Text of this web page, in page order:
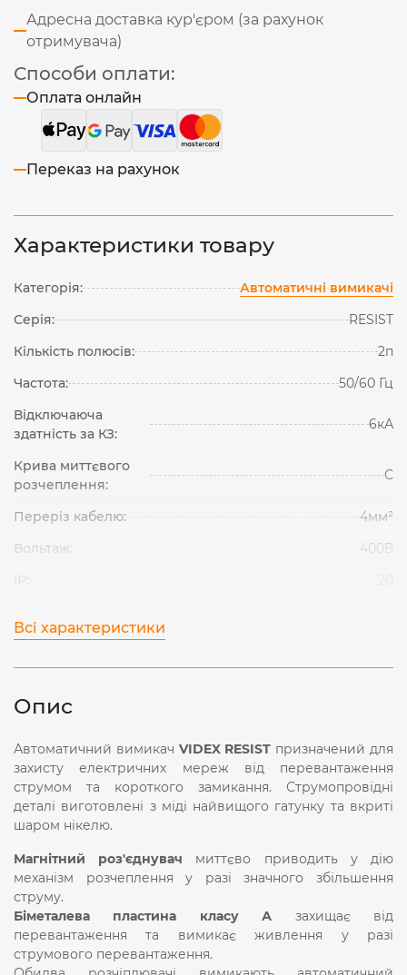
Адресна доставка кур'єром (за рахунок
отримувача)
Способи оплати:
Оплата онлайн
Переказ на рахунок
Характеристики товару
Категорія:
Автоматичні вимикачі
Серія:
RESIST
Кількість полюсів:
2п
Частота:
50/60 Гц
Відключаюча
здатність за КЗ:
6кА
Крива миттєвого
розчеплення:
С
Переріз кабелю:
4мм²
Вольтаж:
400В
Всі характеристики
Опис
Автоматичний вимикач VIDEX RESIST призначений для
захисту електричних мереж від перевантаження
струмом та короткого замикання. Струмопровідні
деталі виготовлені з міді найвищого гатунку та вкриті
шаром нікелю.
Магнітний роз'єднувач миттєво приводить у дію
механізм розчеплення у разі значного збільшення
струму.
Біметалева пластина класу А захищає від
перевантаження та вимикає живлення у разі
струмового перевантаження.